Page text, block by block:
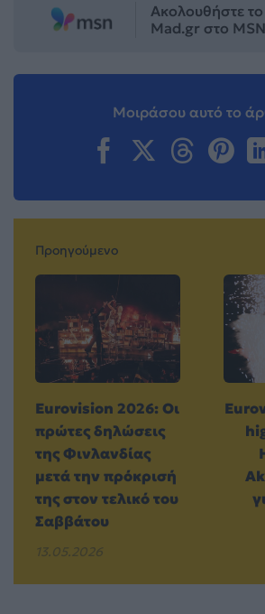
Ακολουθήστε το
Mad.gr στο MSN
Μοιράσου αυτό το
Προηγούμενο
Eurovision 2026: Οι
πρώτες δηλώσεις
της Φινλανδίας
μετά την πρόκρισή
της στον τελικό του
Σαββάτου
13.05.2026